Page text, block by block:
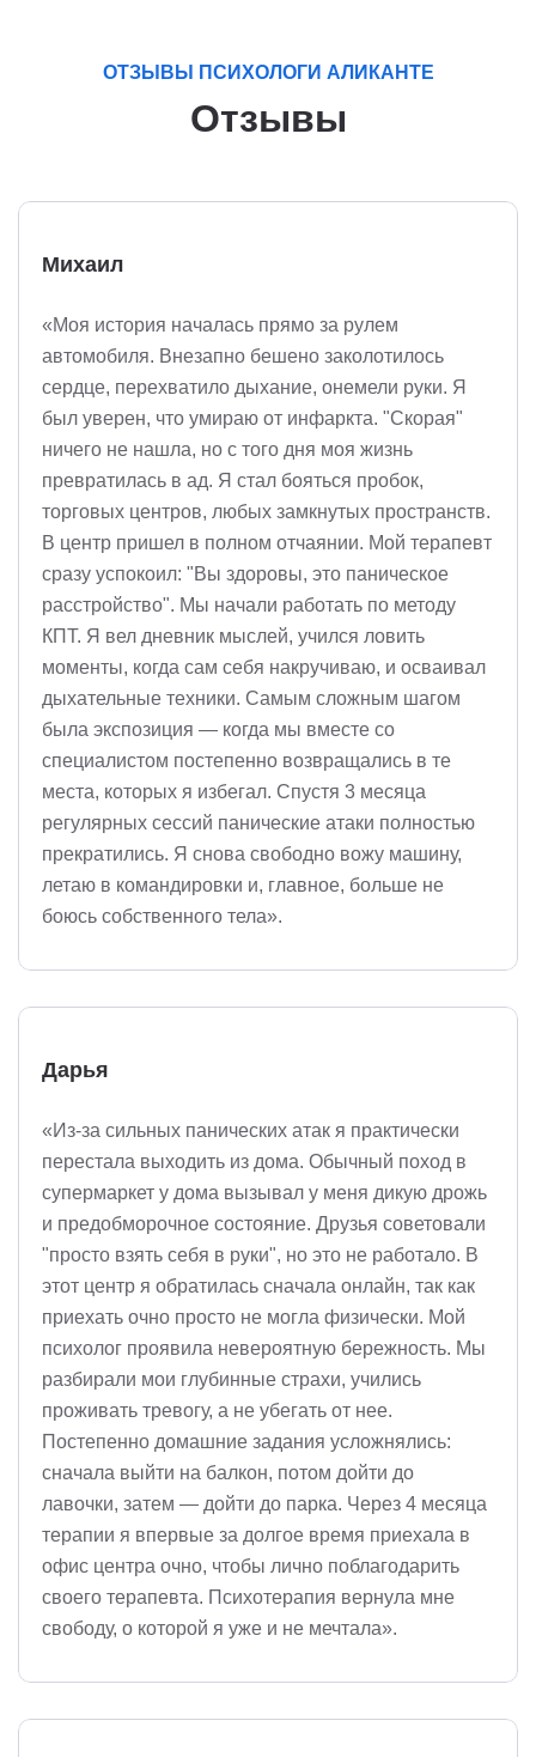
ОТЗЫВЫ ПСИХОЛОГИ АЛИКАНТЕ
Отзывы
Михаил
«Моя история началась прямо за рулем
автомобиля. Внезапно бешено заколотилось
сердце, перехватило дыхание, онемели руки. Я
был уверен, что умираю от инфаркта. "Скорая"
ничего не нашла, но с того дня моя жизнь
превратилась в ад. Я стал бояться пробок,
торговых центров, любых замкнутых пространств.
В центр пришел в полном отчаянии. Мой терапевт
сразу успокоил: "Вы здоровы, это паническое
расстройство". Мы начали работать по методу
КПТ. Я вел дневник мыслей, учился ловить
моменты, когда сам себя накручиваю, и осваивал
дыхательные техники. Самым сложным шагом
была экспозиция — когда мы вместе со
специалистом постепенно возвращались в те
места, которых я избегал. Спустя 3 месяца
регулярных сессий панические атаки полностью
прекратились. Я снова свободно вожу машину,
летаю в командировки и, главное, больше не
боюсь собственного тела».
Дарья
«Из-за сильных панических атак я практически
перестала выходить из дома. Обычный поход в
супермаркет у дома вызывал у меня дикую дрожь
и предобморочное состояние. Друзья советовали
"просто взять себя в руки", но это не работало. В
этот центр я обратилась сначала онлайн, так как
приехать очно просто не могла физически. Мой
психолог проявила невероятную бережность. Мы
разбирали мои глубинные страхи, учились
проживать тревогу, а не убегать от нее.
Постепенно домашние задания усложнялись:
сначала выйти на балкон, потом дойти до
лавочки, затем — дойти до парка. Через 4 месяца
терапии я впервые за долгое время приехала в
офис центра очно, чтобы лично поблагодарить
своего терапевта. Психотерапия вернула мне
свободу, о которой я уже и не мечтала».